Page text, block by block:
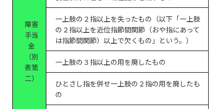
障害
手当
金
（別
表第
二）
一上肢の２指以上を失ったもの（以下「一上肢
の２指以上を近位指節間関節（おや指にあって
は指節間関節）以上で欠くもの」という。）
一上肢の３指以上の用を廃したもの
ひとさし指を併せ一上肢の２指の用を廃したも
の